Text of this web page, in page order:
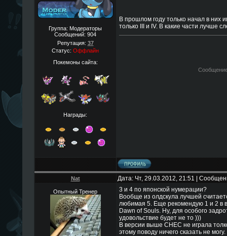
Группа: Модераторы
Сообщений: 904
Репутация: 37
Статус: Оффлайн
Покемоны сайта:
Награды:
В прошлом году только начал в них
только III и IV. В какие части лучше
Nat Дата: Чт, 29.03.2012, 21:51 |
Опытный Тренер
3 и 4 по японской нумерации?
Вообще из олдскула лучшей
любимая 5. Еще рекомендую 1 и 2 в
Dawn of Souls. Ну, для особого
удовольствие будет не то )))
В версии выше СНЕС не играла
этому поводу ничего сказать не могу.